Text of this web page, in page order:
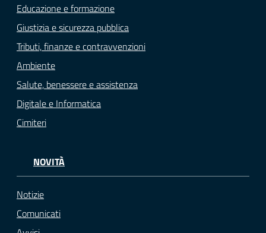
Educazione e formazione
Giustizia e sicurezza pubblica
Tributi, finanze e contravvenzioni
Ambiente
Salute, benessere e assistenza
Digitale e Informatica
Cimiteri
NOVITÀ
Notizie
Comunicati